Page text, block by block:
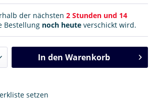
der nächsten 2 Stunden und 14
Bestellung noch heute verschickt wird.
In den Warenkorb
setzen